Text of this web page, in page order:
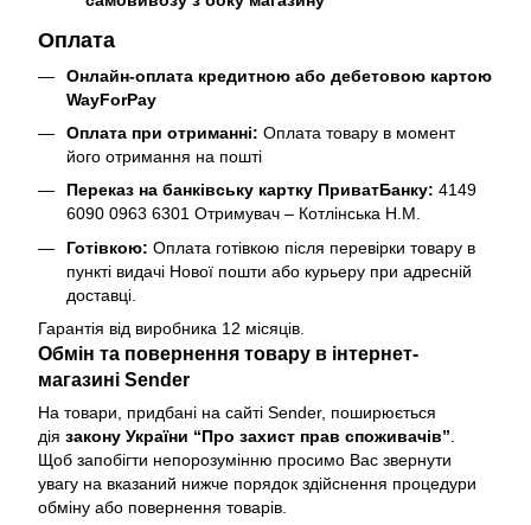
Оплата
Онлайн-оплата кредитною або дебетовою картою
WayForPay
Оплата при отриманні: Оплата товару в момент
його отримання на пошті
Переказ на банківську картку ПриватБанку: 4149
6090 0963 6301 Отримувач – Котлінська Н.М.
Готівкою: Оплата готівкою після перевірки товару в
пункті видачі Нової пошти або курьеру при адресній
доставці.
Гарантія від виробника 12 місяців.
Обмін та повернення товару в інтернет-
магазині Sender
На товари, придбані на сайті Sender, поширюється
дія закону України “Про захист прав споживачів”
Щоб запобігти непорозумінню просимо Вас звернути
увагу на вказаний нижче порядок здійснення процедури
обміну або повернення товарів.